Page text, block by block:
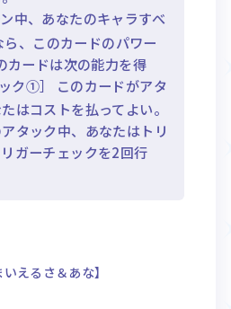
中、あなたのキャラすべ
、このカードのパワー
カードは次の能力を得
ック①］ このカードがアタ
はコストを払ってよい。
タック中、あなたはトリ
ガーチェックを2回行
えるさ＆あな】